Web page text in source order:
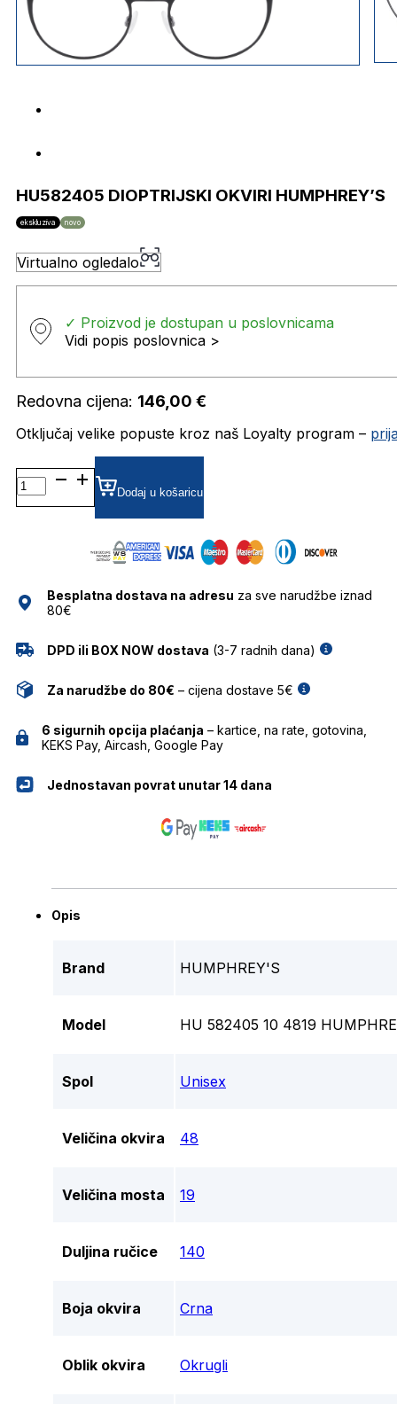
HU582405 DIOPTRIJSKI OKVIRI HUMPHREY’S
ekskluziva novo
Virtualno ogledalo
✓ Proizvod je dostupan u poslovnicama
Vidi popis poslovnica >
Redovna cijena: 146,00 €
Otključaj velike popuste kroz naš Loyalty program –
HU582405 DIOPTRIJSKI
OKVIRI
HUMPHREY'S
Dodaj u košaricu
Besplatna dostava na adresu za sve narudžbe iznad
80€
DPD ili BOX NOW dostava (3-7 radnih dana)
Za narudžbe do 80€ – cijena dostave 5€
6 sigurnih opcija plaćanja – kartice, na rate, gotovina,
KEKS Pay, Aircash, Google Pay
Jednostavan povrat unutar 14 dana
Opis
Brand HUMPHREY'S
Model HU 582405 10 4819
Spol Unisex
Veličina okvira 48
Veličina mosta 19
Duljina ručice 140
Boja okvira Crna
Oblik okvira Okrugli